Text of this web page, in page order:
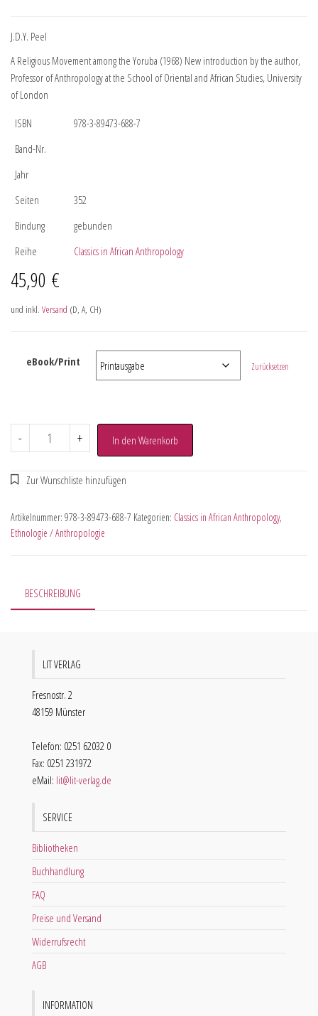
J.D.Y. Peel
A Religious Movement among the Yoruba (1968) New introduction by the author,
Professor of Anthropology at the School of Oriental and African Studies, University
of London
ISBN
978-3-89473-688-7
Band-Nr.
Jahr
Seiten
352
Bindung
gebunden
Reihe
Classics in African Anthropology
45,90 €
und inkl. Versand (D, A, CH)
eBook/Print Zurücksetzen
- + In den Warenkorb
Artikelnummer: 978-3-89473-688-7 Kategorien: Classics in African Anthropology,
Ethnologie / Anthropologie
BESCHREIBUNG
LIT VERLAG
Fresnostr. 2
48159 Münster
Telefon: 0251 62032 0
Fax: 0251 231972
eMail: lit@lit-verlag.de
SERVICE
Bibliotheken
Buchhandlung
FAQ
Preise und Versand
Widerrufsrecht
AGB
INFORMATION